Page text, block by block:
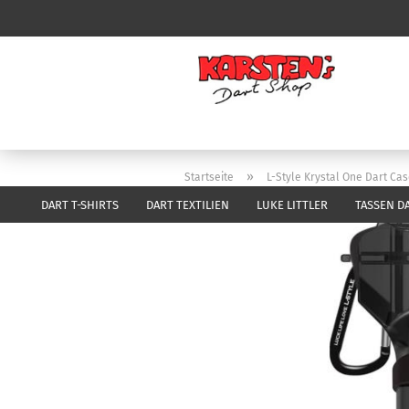
DART T-SHIRTS DART TEXTILIEN LUKE LITTLER TASSEN
Startseite » L-Style Krystal One Dart